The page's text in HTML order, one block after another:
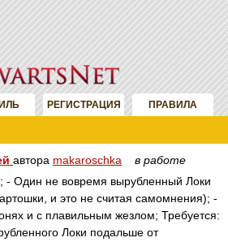
РЕГИСТРАЦИЯ ПРАВИЛА
автора makaroschka
в работе
- Один не вовремя вырубленный Локи
и это не считая самомнения); -
и с плавильным жезлом; Требуется:
Локи подальше от